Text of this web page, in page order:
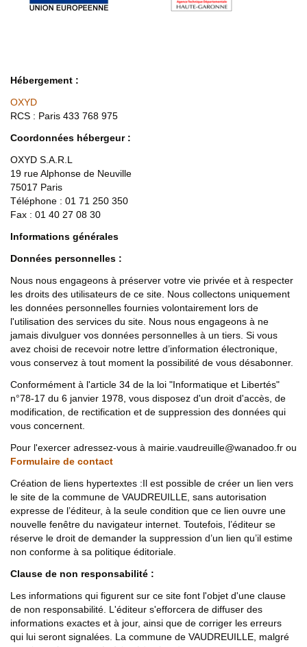
Hébergement :
OXYD
RCS : Paris 433 768 975
Coordonnées hébergeur :
OXYD S.A.R.L
19 rue Alphonse de Neuville
75017 Paris
Téléphone : 01 71 250 350
Fax : 01 40 27 08 30
Informations générales
Données personnelles :
Nous nous engageons à préserver votre vie privée et à respecter
les droits des utilisateurs de ce site. Nous collectons uniquement
les données personnelles fournies volontairement lors de
l'utilisation des services du site. Nous nous engageons à ne
jamais divulguer vos données personnelles à un tiers. Si vous
avez choisi de recevoir notre lettre d’information électronique,
vous conservez à tout moment la possibilité de vous désabonner.
Conformément à l'article 34 de la loi "Informatique et Libertés"
n°78-17 du 6 janvier 1978, vous disposez d'un droit d'accès, de
modification, de rectification et de suppression des données qui
vous concernent.
Pour l'exercer adressez-vous à mairie.vaudreuille@wanadoo.fr ou
Formulaire de contact
Création de liens hypertextes :Il est possible de créer un lien vers
le site de la commune de VAUDREUILLE, sans autorisation
expresse de l’éditeur, à la seule condition que ce lien ouvre une
nouvelle fenêtre du navigateur internet. Toutefois, l’éditeur se
réserve le droit de demander la suppression d’un lien qu’il estime
non conforme à sa politique éditoriale.
Clause de non responsabilité :
Les informations qui figurent sur ce site font l'objet d'une clause
de non responsabilité. L'éditeur s'efforcera de diffuser des
informations exactes et à jour, ainsi que de corriger les erreurs
qui lui seront signalées. La commune de VAUDREUILLE, malgré